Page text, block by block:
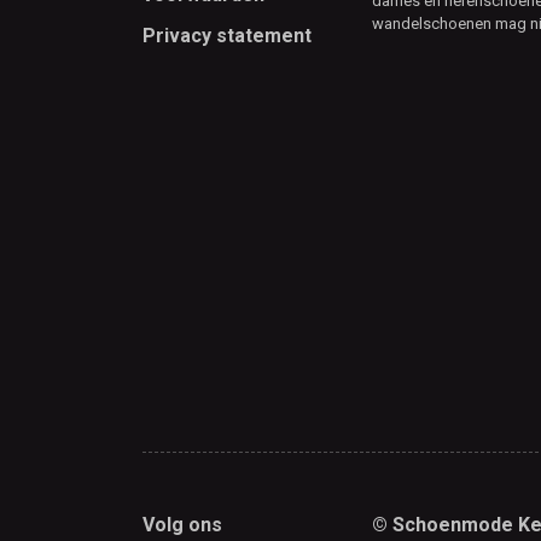
Privacy statement
wandelschoenen mag
Volg ons © Schoenmode